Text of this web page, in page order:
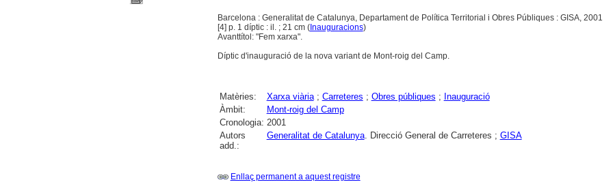
Barcelona : Generalitat de Catalunya, Departament de Política Territorial i Obres Públiques : GISA, 2001
[4] p. 1 díptic : il. ; 21 cm (Inauguracions)
Avanttítol: "Fem xarxa".
Díptic d'inauguració de la nova variant de Mont-roig del Camp.
Matèries: Xarxa viària; Carreteres ; Obres públiques ; Inauguració
Àmbit:
Mont-roig del Camp
Cronologia: 2001
Autors
add.:
Generalitat de Catalunya. Direcció General de Carreteres ; GISA
Enllaç permanent a aquest registre